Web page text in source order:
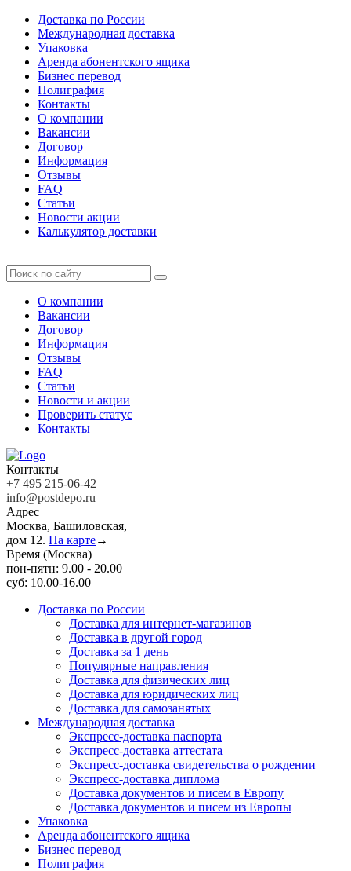
Доставка по России
Международная доставка
Упаковка
Аренда абонентского ящика
Бизнес перевод
Полиграфия
Контакты
О компании
Вакансии
Договор
Информация
Отзывы
FAQ
Статьи
Новости акции
Калькулятор доставки
О компании
Вакансии
Договор
Информация
Отзывы
FAQ
Статьи
Новости и акции
Проверить статус
Контакты
Контакты
+7 495 215-06-42
info@postdepo.ru
Адрес
Москва, Башиловская,
дом 12. На карте→
Время (Москва)
пон-пятн: 9.00 - 20.00
суб: 10.00-16.00
Доставка по России
Доставка для интернет-магазинов
Доставка в другой город
Доставка за 1 день
Популярные направления
Доставка для физических лиц
Доставка для юридических лиц
Доставка для самозанятых
Международная доставка
Экспресс-доставка паспорта
Экспресс-доставка аттестата
Экспресс-доставка свидетельства о рождении
Экспресс-доставка диплома
Доставка документов и писем в Европу
Доставка документов и писем из Европы
Упаковка
Аренда абонентского ящика
Бизнес перевод
Полиграфия